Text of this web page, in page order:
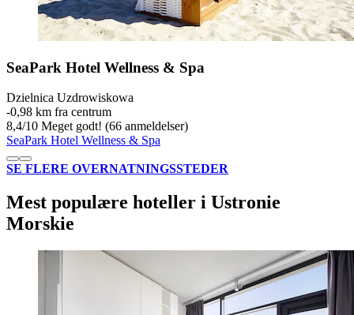
SeaPark Hotel Wellness & Spa
Dzielnica Uzdrowiskowa
‐0,98 km fra centrum
8,4/10 Meget godt! (66 anmeldelser)
SeaPark Hotel Wellness & Spa
SE FLERE OVERNATNINGSSTEDER
Mest populære hoteller i Ustronie
Morskie